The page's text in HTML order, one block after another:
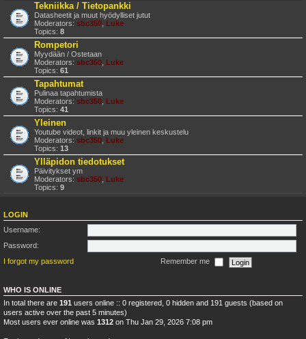
Tekniikka / Tietopankki
Datasheetit ja muut hyödylliset jutut
Moderators: sbc350 Luke
Topics: 8
Rompetori
Myydään / Ostetaan
Moderators: sbc350 Luke
Topics: 61
Tapahtumat
Pulinaa tapahtumista
Moderators: sbc350 Luke
Topics: 41
Yleinen
Youtube videot, linkit ja muu yleinen keskustelu
Moderators: sbc350 Luke
Topics: 13
Ylläpidon tiedotukset
Päivitykset ym
Moderators: sbc350 Luke
Topics: 9
LOGIN
Username:
Password:
I forgot my password
Remember me
WHO IS ONLINE
In total there are 191 users online :: 0 registered, 0 hidden and 191 guests (based on
users active over the past 5 minutes)
Most users ever online was 1312 on Thu Jan 29, 2026 7:08 pm